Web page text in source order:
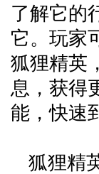
了解它的
它。玩家
狐狸精英
息，获得
能，快速
狐狸精